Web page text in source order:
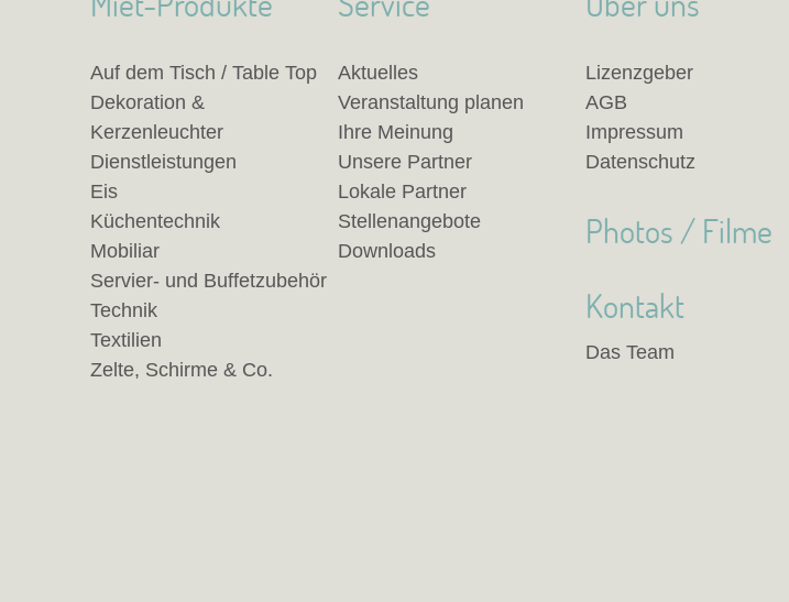
Auf dem Tisch / Table Top
Dekoration &
Kerzenleuchter
Dienstleistungen
Eis
Küchentechnik
Mobiliar
Servier- und Buffetzubehör
Technik
Textilien
Zelte, Schirme & Co.
Aktuelles
Veranstaltung planen
Ihre Meinung
Unsere Partner
Lokale Partner
Stellenangebote
Downloads
Lizenzgeber
AGB
Impressum
Datenschutz
Photos / Filme
Kontakt
Das Team